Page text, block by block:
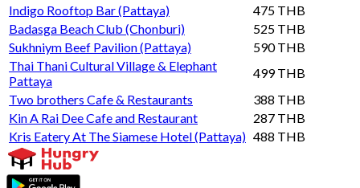
Indigo Rooftop Bar (Pattaya)
475 THB
Badasga Beach Club (Chonburi)
525 THB
Sukhniym Beef Pavilion (Pattaya)
590 THB
Thai Thani Cultural Village & Elephant
Pattaya
499 THB
Two brothers Cafe & Restaurants
388 THB
Kin A Rai Dee Cafe and Restaurant
287 THB
Kris Eatery At The Siamese​ Hotel​ (Pattaya​) 488 THB